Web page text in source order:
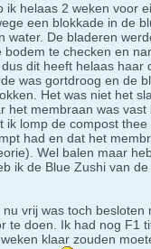
ik helaas 2 weken voor
een blokkade in de
water. De bladeren
bodem te checken en
dit heeft helaas haar
was gortdroog en de
Het was niet het
het membraan was vast
ik lomp de compost
had en dat het
Wel balen maar
ik de Blue Zushi van
vrij was toch besloten
te doen. Ik had nog F1
klaar zouden